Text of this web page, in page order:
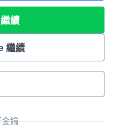
續
繼續
鑰